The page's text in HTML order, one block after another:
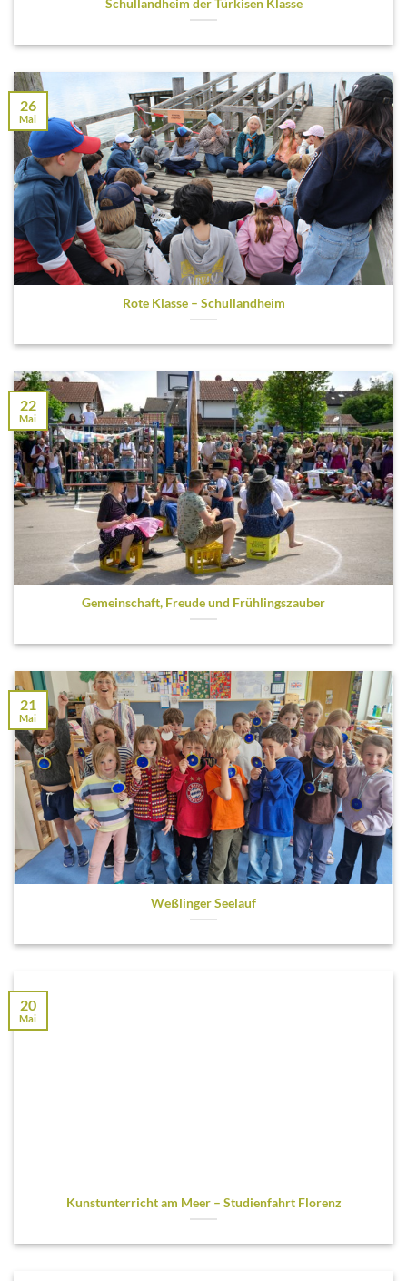
Schullandheim der Türkisen Klasse
Rote Klasse – Schullandheim
26
Mai
Gemeinschaft, Freude und Frühlingszauber
22
Mai
Weßlinger Seelauf
21
Mai
Kunstunterricht am Meer – Studienfahrt Florenz
20
Mai